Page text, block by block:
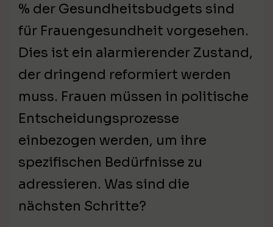
% der Gesundheitsbudgets sind
für Frauengesundheit vorgesehen.
Dies ist ein alarmierender Zustand,
der dringend reformiert werden
muss. Frauen müssen in politische
Entscheidungsprozesse
einbezogen werden, um ihre
spezifischen Bedürfnisse zu
adressieren. Was sind die
nächsten Schritte?